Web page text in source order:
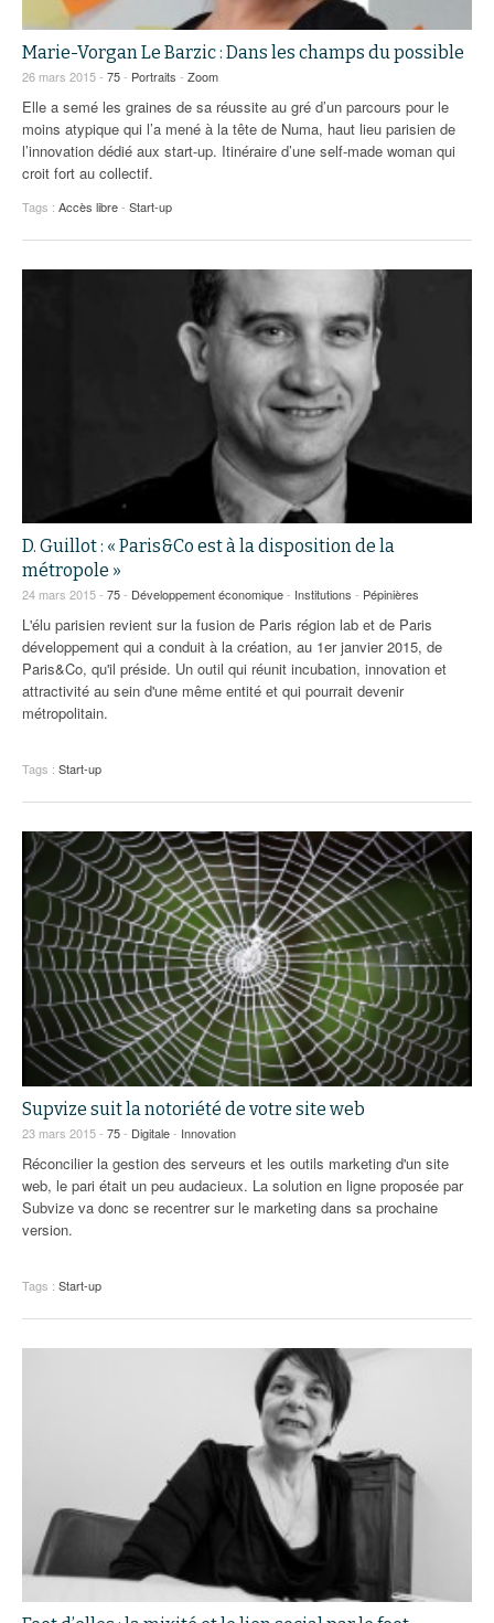
Marie-Vorgan Le Barzic : Dans les champs du possible
26 mars 2015 - 75- Portraits - Zoom
Elle a semé les graines de sa réussite au gré d’un parcours pour le
moins atypique qui l’a mené à la tête de Numa, haut lieu parisien de
l’innovation dédié aux start-up. Itinéraire d’une self-made woman qui
croit fort au collectif.
Tags : Accès libre- Start-up
D. Guillot : « Paris&Co est à la disposition de la
métropole »
24 mars 2015 - 75- Développement économique- Institutions - Pépinières
L'élu parisien revient sur la fusion de Paris région lab et de Paris
développement qui a conduit à la création, au 1er janvier 2015, de
Paris&Co, qu'il préside. Un outil qui réunit incubation, innovation et
attractivité au sein d'une même entité et qui pourrait devenir
métropolitain.
Tags : Start-up
Supvize suit la notoriété de votre site web
23 mars 2015 - 75- Digitale- Innovation
Réconcilier la gestion des serveurs et les outils marketing d'un site
web, le pari était un peu audacieux. La solution en ligne proposée par
Subvize va donc se recentrer sur le marketing dans sa prochaine
version.
Tags : Start-up